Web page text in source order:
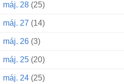
máj. 28 (25)
máj. 27 (14)
máj. 26 (3)
máj. 25 (20)
máj. 24 (25)